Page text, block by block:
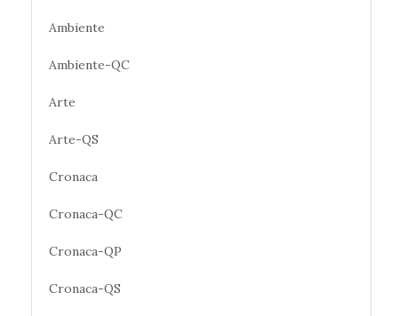
Ambiente
Ambiente-QC
Arte
Arte-QS
Cronaca
Cronaca-QC
Cronaca-QP
Cronaca-QS